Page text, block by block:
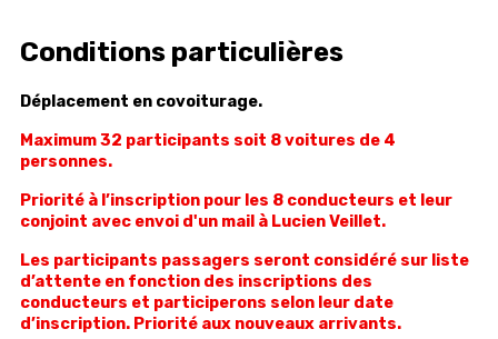
Conditions particulières
Déplacement en covoiturage.
Maximum 32 participants soit 8 voitures de 4
personnes.
Priorité à l’inscription pour les 8 conducteurs et leur
conjoint avec envoi d'un mail à Lucien Veillet.
Les participants passagers seront considéré sur liste
d’attente en fonction des inscriptions des
conducteurs et participerons selon leur date
d’inscription. Priorité aux nouveaux arrivants.